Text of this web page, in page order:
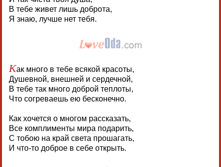
В тебе живет лишь доброта,
Я знаю, лучше нет тебя.
Как много в тебе всякой красоты,
Душевной, внешней и сердечной,
В тебе так много доброй теплоты,
Что согреваешь ею бесконечно.
Как хочется о многом рассказать,
Все комплименты мира подарить,
С тобою на край света прошагать,
И что-то доброе в себе открыть.